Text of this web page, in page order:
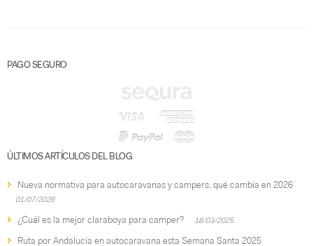
PAGO SEGURO
ÚLTIMOS ARTÍCULOS DEL BLOG
Nueva normativa para autocaravanas y campers: qué cambia en 2026
01/07/2026
¿Cuál es la mejor claraboya para camper? 18/03/2025
Ruta por Andalucía en autocaravana esta Semana Santa 2025